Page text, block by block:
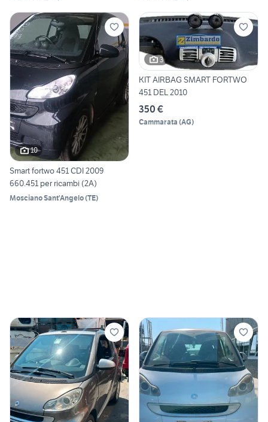
10
Smart fortwo 451 CDI 2009
660.451 per ricambi (2A)
Mosciano Sant'Angelo(TE)
3
KIT AIRBAG SMART FORTWO
451 DEL 2010
350 €
Cammarata (AG)